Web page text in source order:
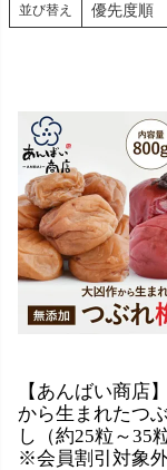
並び替え 優先度順
【あんばい商店
から生まれたつ
し（約25粒～35
※会員割引対象